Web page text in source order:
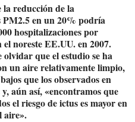
la reducción de la
en un 20% podría
hospitalizaciones por
noreste EE.UU. en 2007.
que el estudio se ha
un aire relativamente limpio,
que los observados en
aún así, «encontramos que
el riesgo de ictus es mayor en
aire».